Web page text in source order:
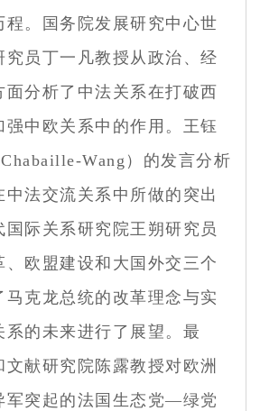
程。国务院发展研究中心世
究员丁一凡教授从政治、经
面分析了中法关系在打破西
强中欧关系中的作用。王钰
Wang）的发言分析
中法交流关系中所做的突出
际关系研究院王朔研究员
、欧盟建设和大国外交三个
马克龙总统的改革理念与实
系的未来进行了展望。最
文献研究院陈露教授对欧洲
军突起的法国生态党—绿党